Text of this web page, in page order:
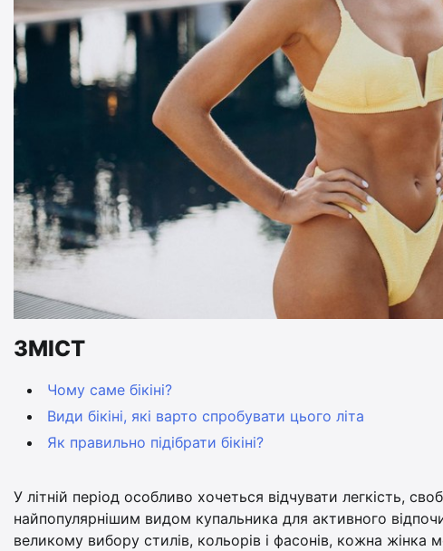
ЗМІСТ
Чому саме бікіні?
Види бікіні, які варто спробувати цього літа
Як правильно підібрати бікіні?
У літній період особливо хочеться відчувати легкість,
найпопулярнішим видом купальника для активного
великому вибору стилів, кольорів і фасонів, кожна жінка